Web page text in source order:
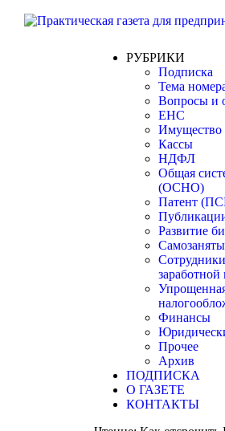
РУБРИКИ
Подписка
Тема
Вопросы и
ЕНС
Имущество
Кассы
НДФЛ
Общая
(ОСНО)
Патент
Развитие
заработной
Финансы
Прочее
Архив
ПОДПИСКА
О ГАЗЕТЕ
КОНТАКТЫ